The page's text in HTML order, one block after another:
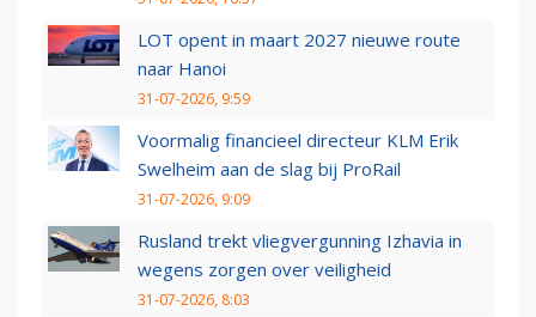
LOT opent in maart 2027 nieuwe route
naar Hanoi
31-07-2026, 9:59
Voormalig financieel directeur KLM Erik
Swelheim aan de slag bij ProRail
31-07-2026, 9:09
Rusland trekt vliegvergunning Izhavia in
wegens zorgen over veiligheid
31-07-2026, 8:03